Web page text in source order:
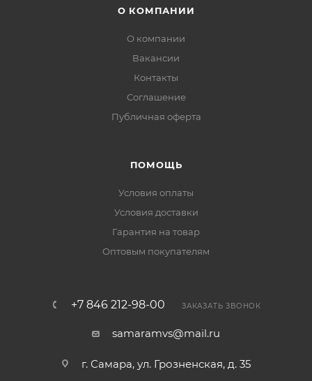
О КОМПАНИИ
О компании
Вакансии
Контакты
Соглашение
Публичная оферта
ПОМОЩЬ
Условия оплаты
Условия доставки
Гарантия на товар
Оптовым покупателям
+7 846 212-98-00 ЗАКАЗАТЬ ЗВОНОК
samaramvs@mail.ru
г. Самара, ул. Грозненская, д. 35